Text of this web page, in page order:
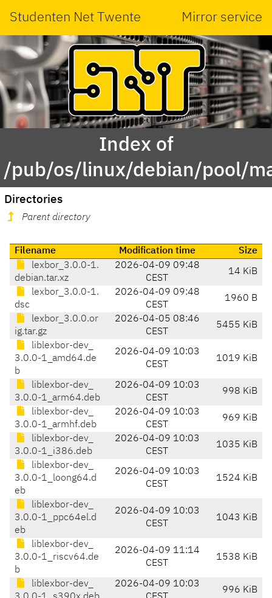
Studenten Net Twente Mirror service
Index of
/pub/os/linux/debian/pool/
Directories
Parent directory
Filename Modification time
Size
lexbor_3.0.0-1.
debian.tar.xz
2026-04-09 09:48
CEST
14 KiB
lexbor_3.0.0-1.
dsc
2026-04-09 09:48
CEST
1960 B
lexbor_3.0.0.or
ig.tar.gz
2026-04-05 08:46
CEST
5455 KiB
liblexbor-dev_
3.0.0-1_amd64.de
b
2026-04-09 10:03
CEST
1019 KiB
liblexbor-dev_
3.0.0-1_arm64.deb
2026-04-09 10:03
CEST
998 KiB
liblexbor-dev_
3.0.0-1_armhf.deb
2026-04-09 10:03
CEST
969 KiB
liblexbor-dev_
3.0.0-1_i386.deb
2026-04-09 10:03
CEST
1035 KiB
liblexbor-dev_
3.0.0-1_loong64.d
eb
2026-04-09 10:03
CEST
1524 KiB
liblexbor-dev_
3.0.0-1_ppc64el.d
eb
2026-04-09 10:03
CEST
1043 KiB
liblexbor-dev_
3.0.0-1_riscv64.de
b
2026-04-09 11:14
CEST
1538 KiB
liblexbor-dev_
2026-04-09 10:03
996 KiB